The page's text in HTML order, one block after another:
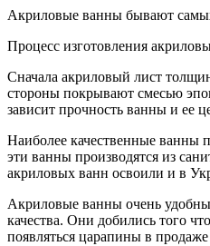
Акриловые ванны бывают
Процесс изготовления
Сначала акриловый лист
стороны покрывают смесью
зависит прочность ванны и ее
Наиболее качественные ванны
эти ванны производятся из
акриловых ванн освоили и в
Акриловые ванны очень
качества. Они добились того
появляться царапины в